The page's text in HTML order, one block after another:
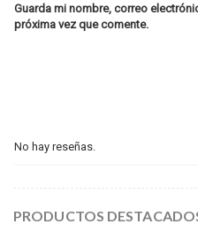
Guarda mi nombre, correo
próxima vez que comente.
No hay reseñas.
PRODUCTOS